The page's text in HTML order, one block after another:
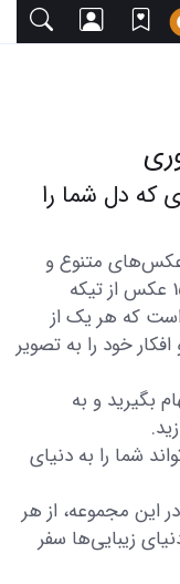
که دل شما را
عکس‌های متنوع و
زیبا دعوت می‌کنیم. این مجموعه شامل 15 عکس از تیکه
که هر یک از
خود را به تصویر
بگیرید و به
شما را به دنیای
این مجموعه، از هر
زیبایی‌ها سفر